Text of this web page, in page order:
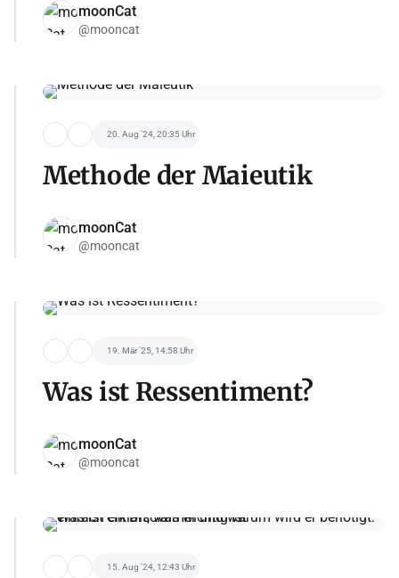
moonCat
@mooncat
20. Aug '24, 20:35 Uhr
Methode der Maieutik
moonCat
@mooncat
19. Mär '25, 14:58 Uhr
Was ist Ressentiment?
moonCat
@mooncat
15. Aug '24, 12:43 Uhr